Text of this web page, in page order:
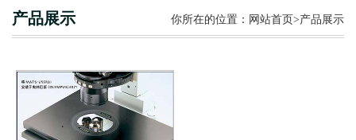
产品展示 你所在的位置： 网站首页>产品展示